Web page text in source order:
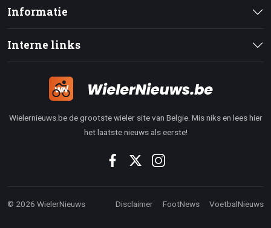
Informatie
Interne links
Wielernieuws.be de grootste wieler site van Belgie. Mis niks en lees hier
het laatste nieuws als eerste!
© 2026 WielerNieuws Disclaimer FootNews VoetbalNieuws